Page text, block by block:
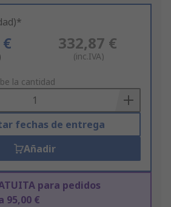
332,87 €
(inc.IVA)
la cantidad
fechas de entrega
Añadir
para pedidos
95,00 €